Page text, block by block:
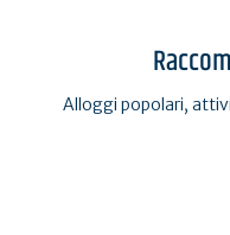
Alloggi popolari,